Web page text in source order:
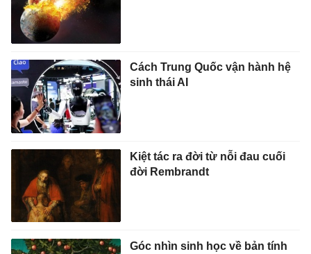
Cách Trung Quốc vận hành hệ
sinh thái AI
Kiệt tác ra đời từ nỗi đau cuối
đời Rembrandt
Góc nhìn sinh học về bản tính